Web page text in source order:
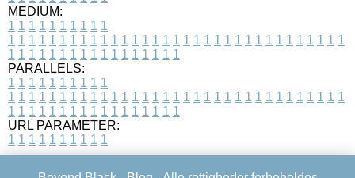
MEDIUM:
1 1 1 1 1 1 1 1 1 1
1 1 1 1 1 1 1 1 1 1 1 1 1 1 1 1 1 1 1 1 1 1 1 1 1 1 1 1 1 1 1 1 1
1 1 1 1 1 1 1 1 1 1 1 1 1 1 1 1 1
PARALLELS:
1 1 1 1 1 1 1 1 1 1
1 1 1 1 1 1 1 1 1 1 1 1 1 1 1 1 1 1 1 1 1 1 1 1 1 1 1 1 1 1 1 1 1
1 1 1 1 1 1 1 1 1 1 1 1 1 1 1 1 1
URL PARAMETER:
1 1 1 1 1 1 1 1 1 1